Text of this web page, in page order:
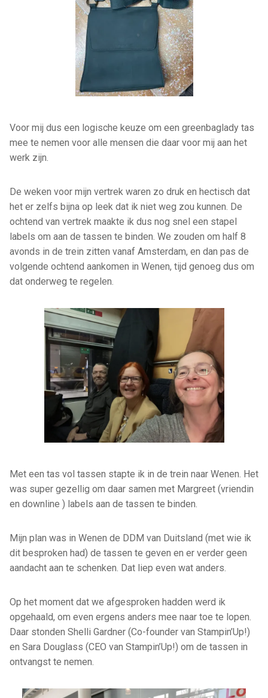
Voor mij dus een logische keuze om een greenbaglady tas
mee te nemen voor alle mensen die daar voor mij aan het
werk zijn.
De weken voor mijn vertrek waren zo druk en hectisch dat
het er zelfs bijna op leek dat ik niet weg zou kunnen. De
ochtend van vertrek maakte ik dus nog snel een stapel
labels om aan de tassen te binden. We zouden om half 8
avonds in de trein zitten vanaf Amsterdam, en dan pas de
volgende ochtend aankomen in Wenen, tijd genoeg dus om
dat onderweg te regelen.
Met een tas vol tassen stapte ik in de trein naar Wenen. Het
was super gezellig om daar samen met Margreet (vriendin
en downline ) labels aan de tassen te binden.
Mijn plan was in Wenen de DDM van Duitsland (met wie ik
dit besproken had) de tassen te geven en er verder geen
aandacht aan te schenken. Dat liep even wat anders.
Op het moment dat we afgesproken hadden werd ik
opgehaald, om even ergens anders mee naar toe te lopen.
Daar stonden Shelli Gardner (Co-founder van Stampin’Up!)
en Sara Douglass (CEO van Stampin’Up!) om de tassen in
ontvangst te nemen.